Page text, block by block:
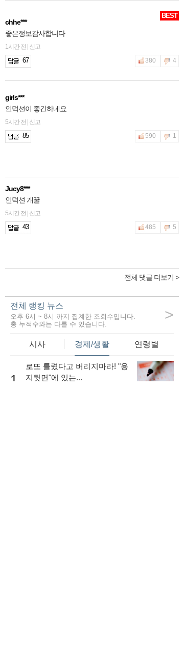
BEST
chhe***
좋은정보감사합니다
1시간 전 | 신고
67 380 4
girls***
인덕션이 좋긴하네요
5시간 전 | 신고
85 590 1
Jucy8***
인덕션 개꿀
5시간 전 | 신고
43 485 5
전체 댓글 더보기 >
전체 랭킹 뉴스
오후 6시 ~ 8시 까지 집계한 조회수입니다.
총 누적수와는 다를 수 있습니다.
>
시사 경제/생활 연령별
1
로또 틀렸다고 버리지마라! "용
지뒷면"에 있는...